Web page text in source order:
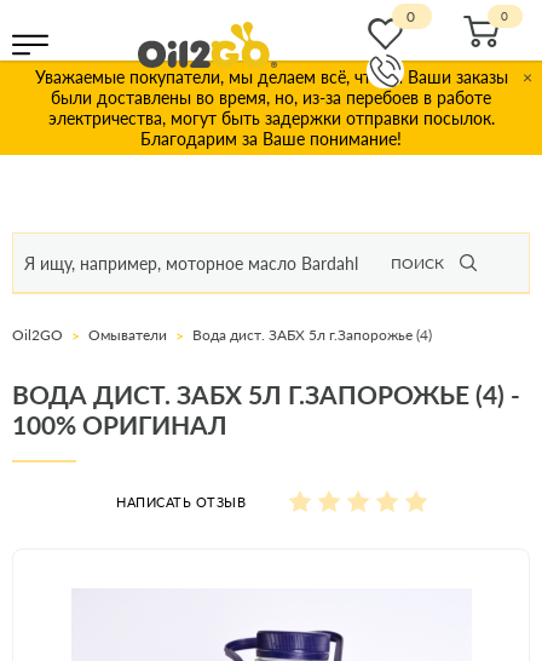
Уважаемые покупатели, мы делаем всё, чтобы Ваши заказы
были доставлены во время, но, из-за перебоев в работе
электричества, могут быть задержки отправки посылок.
Благодарим за Ваше понимание!
×
ПОИСК
0
Oil2GO Омыватели Вода дист. ЗАБХ 5л г.Запорожье (4)
ВОДА ДИСТ. ЗАБХ 5Л Г.ЗАПОРОЖЬЕ (4) -
100% ОРИГИНАЛ
НАПИСАТЬ ОТЗЫВ